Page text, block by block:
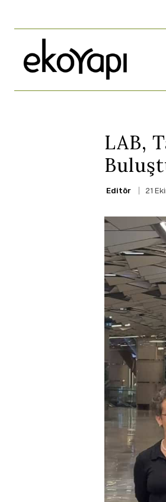
LAB,
Editör 21